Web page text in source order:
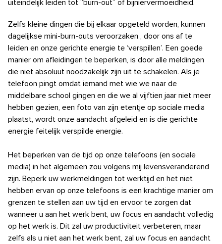
uiteindelijk leiden tot “burn-out” of bijniervermoeidheid.
Zelfs kleine dingen die bij elkaar opgeteld worden, kunnen
dagelijkse mini-burn-outs veroorzaken , door ons af te
leiden en onze gerichte energie te ‘verspillen’. Een goede
manier om afleidingen te beperken, is door alle meldingen
die niet absoluut noodzakelijk zijn uit te schakelen. Als je
telefoon pingt omdat iemand met wie we naar de
middelbare school gingen en die we al vijftien jaar niet meer
hebben gezien, een foto van zijn etentje op sociale media
plaatst, wordt onze aandacht afgeleid en is die gerichte
energie feitelijk verspilde energie.
Het beperken van de tijd op onze telefoons (en sociale
media) in het algemeen zou volgens mij levensveranderend
zijn. Beperk uw werkmeldingen tot werktijd en het niet
hebben ervan op onze telefoons is een krachtige manier om
grenzen te stellen aan uw tijd en ervoor te zorgen dat
wanneer u aan het werk bent, uw focus en aandacht volledig
op het werk is. Dit zal uw productiviteit verbeteren, maar
zelfs als u niet aan het werk bent, zal uw focus en aandacht